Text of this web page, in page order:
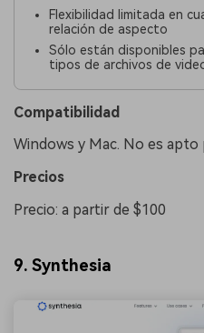
Flexibilidad limitada en
relación de aspecto
Sólo están disponibles
tipos de archivos de
Compatibilidad
Windows y Mac. No es apto
󠀰Precios󠀲󠀩󠀠󠀥󠀨󠀠󠀦󠀣
Precio: a partir de $100
9. Synthesia